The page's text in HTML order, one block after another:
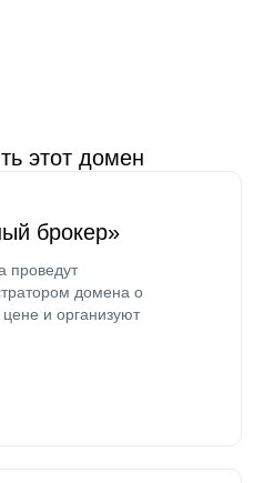
этот домен
брокер»
проведут
домена о
и организуют